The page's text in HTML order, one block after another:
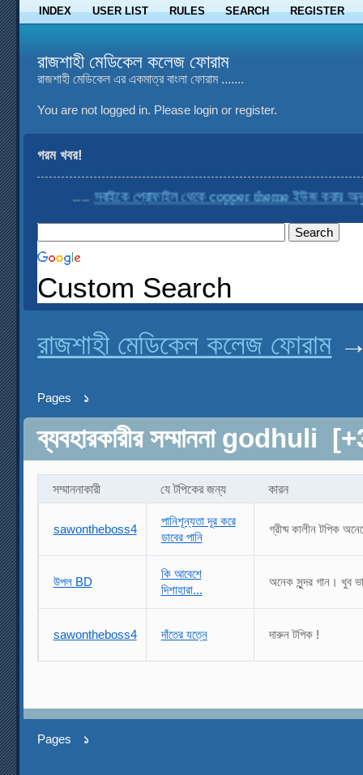
INDEX USER LIST RULES SEARCH REGISTER
রাজশাহী মেডিকেল কলেজ ফোরাম
রাজশাহী মেডিকেল এর একমাত্র বাংলা ফোরাম .......
You are not logged in. Please login or register.
গরম খবর!
....সবাইকে প্রোফাইল থেকে copper theme ইউজ করার
Custom Search
রাজশাহী মেডিকেল কলেজ ফোরাম
Pages ১
ব্যবহারকারীর সম্মাননা godhuli
সম্মাননাকারী যে টপিকের জন্য কারন
sawontheboss4
পানিশূন্যতা দূর করে
ডাবের পানি
গ্রীষ্ম কালীন টপিক
উপল BD
কি আবেশে
দিশাহারা...
অনেক সুন্দর গান। খুব
sawontheboss4 দাঁতের যত্নে দারুন টপিক !
Pages ১